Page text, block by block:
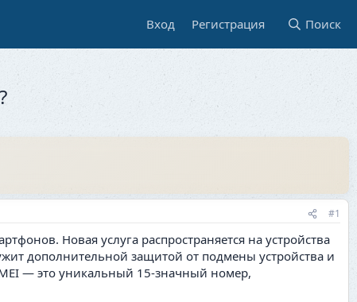
Вход Регистрация Поиск
#1
Новая услуга распространяется на устройства
дополнительной защитой от подмены устройства и
— это уникальный 15-значный номер,